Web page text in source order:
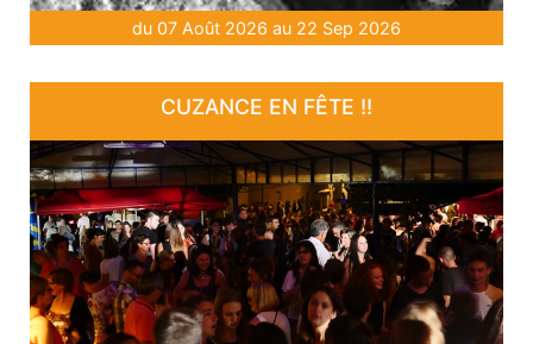
du 07 Août 2026 au 22 Sep 2026
CUZANCE EN FÊTE !!